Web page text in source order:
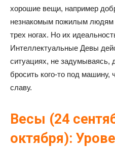
хорошие вещи, например
незнакомым пожилым людям
трех ногах. Но их
Интеллектуальные Девы
ситуациях, не задумываясь,
бросить кого-то под машину,
славу.
Весы (24
октября):